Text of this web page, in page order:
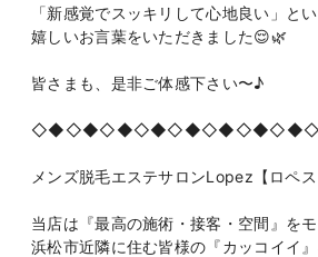
「新感覚でスッキリして心地良い」とい
嬉しいお言葉をいただきました😌🌿
皆さまも、是非ご体感下さい〜♪
◇◆◇◆◇◆◇◆◇◆◇◆◇◆◇◆◇
メンズ脱毛エステサロンLopez【ロペス
当店は『最高の施術・接客・空間』を
浜松市近隣に住む皆様の『カッコイイ